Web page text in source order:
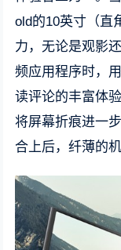
old的10英寸（直
力，无论是观影
频应用程序时，
读评论的丰富体
将屏幕折痕进一
合上后，纤薄的